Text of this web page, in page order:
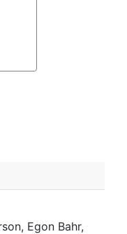
Egon Bahr,